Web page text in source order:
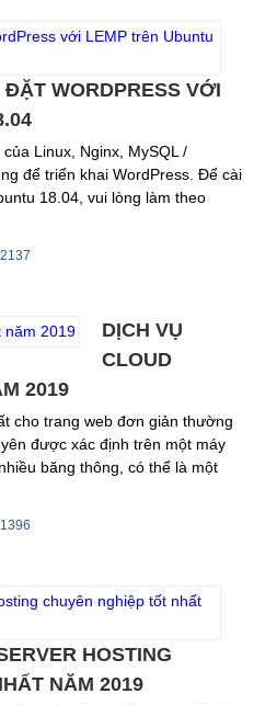
WORDPRESS VỚI
Linux, Nginx, MySQL /
để triển khai WordPress. Để cài
18.04, vui lòng làm theo
2137
DỊCH VỤ
CLOUD
2019
cho trang web đơn giản thường
được xác định trên một máy
băng thông, có thể là một
1396
HOSTING
NĂM 2019